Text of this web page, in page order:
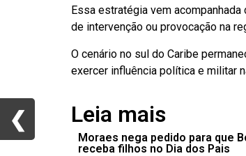
Essa estratégia vem
de intervenção ou provocação na
O cenário no sul do Caribe
exercer influência política e militar
Leia mais
Moraes nega pedido para que
receba filhos no Dia dos Pais
❮
❮